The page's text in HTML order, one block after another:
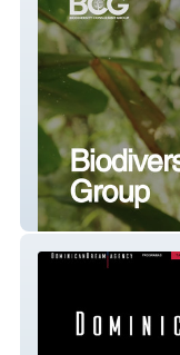
BCG Pma